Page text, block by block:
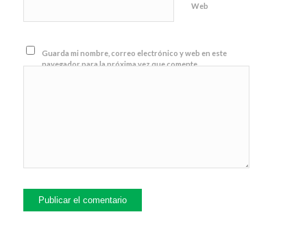
Web
Guarda mi nombre, correo electrónico y web en este
navegador para la próxima vez que comente.